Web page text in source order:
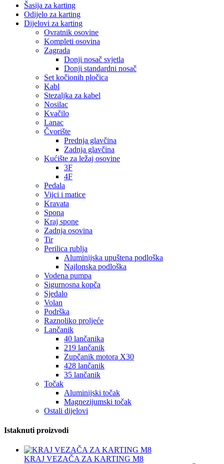
Šasija za karting
Odijelo za karting
Dijelovi za karting
Ovratnik osovine
Kompleti osovina
Zagrada
Donji nosač svjetla
Donji standardni nosač
Set kočionih pločica
Kabl
Stezaljka za kabel
Nosilac
Kvačilo
Lanac
Čvorište
Prednja glavčina
Zadnja glavčina
Kućište za ležaj osovine
3F
4F
Pedala
Vijci i matice
Kravata
Spona
Kraj spone
Zadnja osovina
Tir
Perilica rublja
Aluminijska upuštena podloška
Najlonska podloška
Vodena pumpa
Sigurnosna kopča
Sjedalo
Volan
Podrška
Raznoliko proljeće
Lančanik
40 lančanika
219 lančanik
Zupčanik motora X30
428 lančanik
35 lančanik
Točak
Aluminijski točak
Magnezijumski točak
Ostali dijelovi
Istaknuti proizvodi
KRAJ VEZAČA ZA KARTING M8